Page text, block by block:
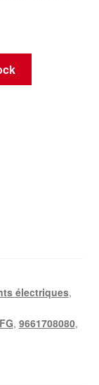
électriques,
, 9661708080,